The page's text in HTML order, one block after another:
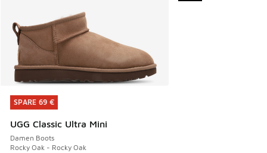
SPARE 69 €
UGG Classic Ultra Mini
Damen Boots
Rocky Oak - Rocky Oak
SPARE 69 €